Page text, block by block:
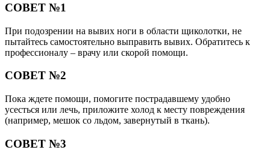
СОВЕТ №1
При подозрении на вывих ноги в области щиколотки, не
пытайтесь самостоятельно выправить вывих. Обратитесь к
профессионалу – врачу или скорой помощи.
СОВЕТ №2
Пока ждете помощи, помогите пострадавшему удобно
усесться или лечь, приложите холод к месту повреждения
(например, мешок со льдом, завернутый в ткань).
СОВЕТ №3